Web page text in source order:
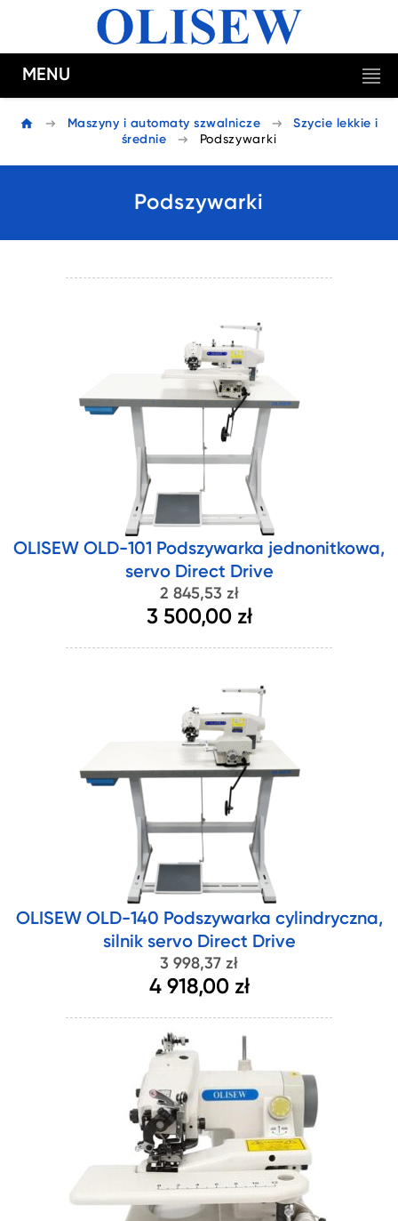
MENU
Maszyny i automaty szwalnicze
Szycie lekkie i
średnie
Podszywarki
Podszywarki
OLISEW OLD-101 Podszywarka jednonitkowa,
servo Direct Drive
2 845,53 zł
3 500,00 zł
OLISEW OLD-140 Podszywarka cylindryczna,
silnik servo Direct Drive
3 998,37 zł
4 918,00 zł